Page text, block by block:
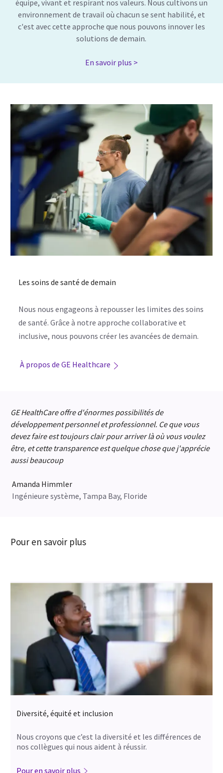
équipe, vivant et respirant nos valeurs. Nous cultivons un
environnement de travail où chacun se sent habilité, et
c'est avec cette approche que nous pouvons innover les
solutions de demain.
En savoir plus >
Les soins de santé de demain
Nous nous engageons à repousser les limites des soins
de santé. Grâce à notre approche collaborative et
inclusive, nous pouvons créer les avancées de demain.
À propos de GE Healthcare
GE HealthCare offre d'énormes possibilités de
développement personnel et professionnel. Ce que vous
devez faire est toujours clair pour arriver là où vous voulez
être, et cette transparence est quelque chose que j'apprécie
aussi beaucoup
Amanda Himmler
Ingénieure système, Tampa Bay, Floride
Pour en savoir plus
Diversité, équité et inclusion
Nous croyons que c’est la diversité et les différences de
nos collègues qui nous aident à réussir.
Pour en savoir plus